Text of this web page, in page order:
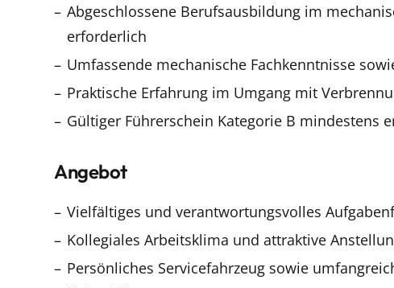
Abgeschlossene Berufsausbildung im
erforderlich
Umfassende mechanische Fachkenntnisse
Praktische Erfahrung im Umgang mit
Gültiger Führerschein Kategorie B mindestens
Angebot
Vielfältiges und verantwortungsvolles
Kollegiales Arbeitsklima und attraktive
Persönliches Servicefahrzeug sowie